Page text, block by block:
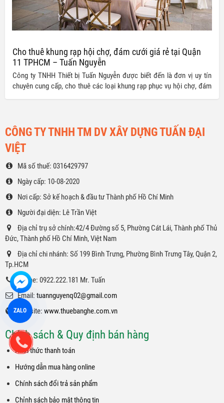
Cho thuê khung rạp hội chợ, đám cưới giá rẻ tại Quận
11 TPHCM – Tuấn Nguyễn
Công ty TNHH Thiết bị Tuấn Nguyễn được biết đến là đơn vị uy tín
chuyên cung cấp, cho thuê các loại khung rạp phục vụ hội chợ, đám
CÔNG TY TNHH TM DV XÂY DỰNG TUẤN ĐẠI
VIỆT
Mã số thuế: 0316429797
Ngày cấp: 10-08-2020
Nơi cấp: Sở kế hoạch & đầu tư Thành phố Hồ Chí Minh
Người đại diện: Lê Trần Việt
Địa chỉ trụ sở chính:42/4 Đường số 5, Phường Cát Lái, Thành phố Thủ
Đức, Thành phố Hồ Chí Minh, Việt Nam
Địa chỉ chi nhánh: Số 199 Bình Trưng, Phường Bình Trưng Tây, Quận 2,
Tp.HCM
Phone: 0922.222.181 Mr. Tuấn
Email: tuannguyenq02@gmail.com
Website: www.thuebanghe.com.vn
Chính sách & Quy định bán hàng
Hình thức thanh toán
Hướng dẫn mua hàng online
Chính sách đổi trả sản phẩm
Chỉnh sách bảo mật thông tin
ZALO